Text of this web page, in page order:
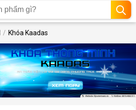
Khóa Kaadas